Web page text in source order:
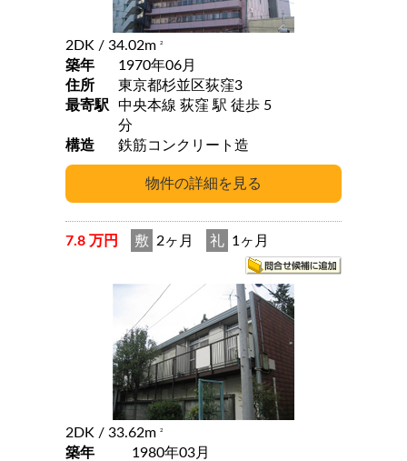
2DK / 34.02m 2
築年
1970年06月
住所
東京都杉並区荻窪3
最寄駅
中央本線 荻窪 駅 徒歩 5
分
構造
鉄筋コンクリート造
7.8 万円 敷 2ヶ月 礼 1ヶ月
2DK / 33.62m 2
築年
1980年03月